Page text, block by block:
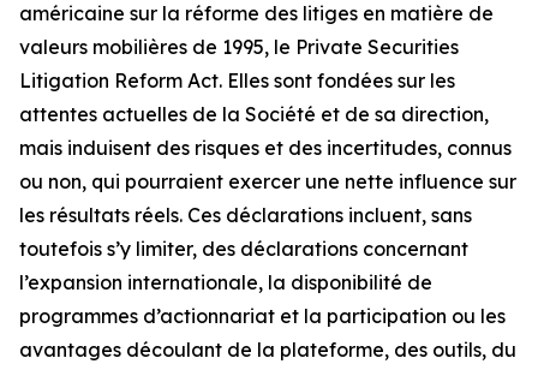
américaine sur la réforme des litiges en matière de
valeurs mobilières de 1995, le Private Securities
Litigation Reform Act. Elles sont fondées sur les
attentes actuelles de la Société et de sa direction,
mais induisent des risques et des incertitudes, connus
ou non, qui pourraient exercer une nette influence sur
les résultats réels. Ces déclarations incluent, sans
toutefois s’y limiter, des déclarations concernant
l’expansion internationale, la disponibilité de
programmes d’actionnariat et la participation ou les
avantages découlant de la plateforme, des outils, du